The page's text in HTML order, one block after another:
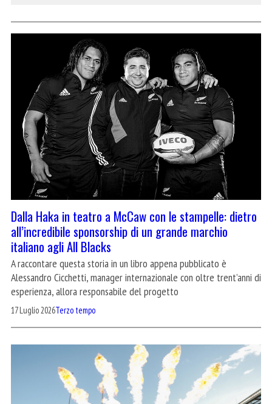
Dalla Haka in teatro a McCaw con le stampelle: dietro
all’incredibile sponsorship di un grande marchio
italiano agli All Blacks
A raccontare questa storia in un libro appena pubblicato è
Alessandro Cicchetti, manager internazionale con oltre trent’anni di
esperienza, allora responsabile del progetto
17 Luglio 2026Terzo tempo